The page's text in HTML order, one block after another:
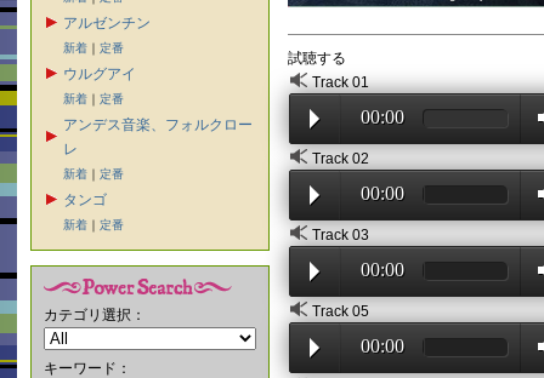
アルゼンチン
新着 ｜ 定番
ウルグアイ
新着 ｜ 定番
アンデス音楽、フォルクロー
レ
新着 ｜ 定番
タンゴ
新着 ｜ 定番
カテゴリ選択：
キーワード：
試聴する
Track 01
00:00
Track 02
00:00
Track 03
00:00
Track 05
00:00